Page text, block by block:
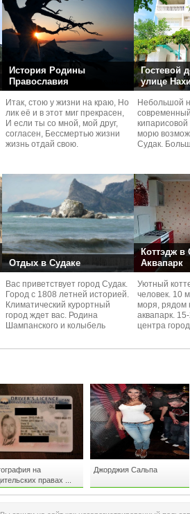
История Родины
Православия
Итак, стою у жизни на краю, Но
лик её и в этот миг прекрасен,
И если ты со мной, мой друг,
согласен, Бессмертью жизни
жизнь отдай свою.
Гостевой
улице
Небольшой
морю
Судaк.
Отдых в Судаке
Вас приветствует город Судак.
Город с 1808 летней историей.
Климатический курортный
город ждет вас. Родина
Шампанского и колыбель
Коттэдж в
Аквапарк
Уютный
человек. 10
моря, рядом
аквапарк.
центра
на
правах ...
Джорджия Сальпа